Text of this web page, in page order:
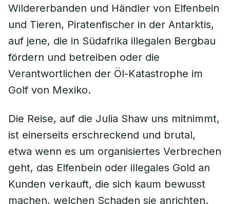
Wildererbanden und Händler von Elfenbein
und Tieren, Piratenfischer in der Antarktis,
auf jene, die in Südafrika illegalen Bergbau
fördern und betreiben oder die
Verantwortlichen der Öl-Katastrophe im
Golf von Mexiko.
Die Reise, auf die Julia Shaw uns mitnimmt,
ist einerseits erschreckend und brutal,
etwa wenn es um organisiertes Verbrechen
geht, das Elfenbein oder illegales Gold an
Kunden verkauft, die sich kaum bewusst
machen, welchen Schaden sie anrichten.